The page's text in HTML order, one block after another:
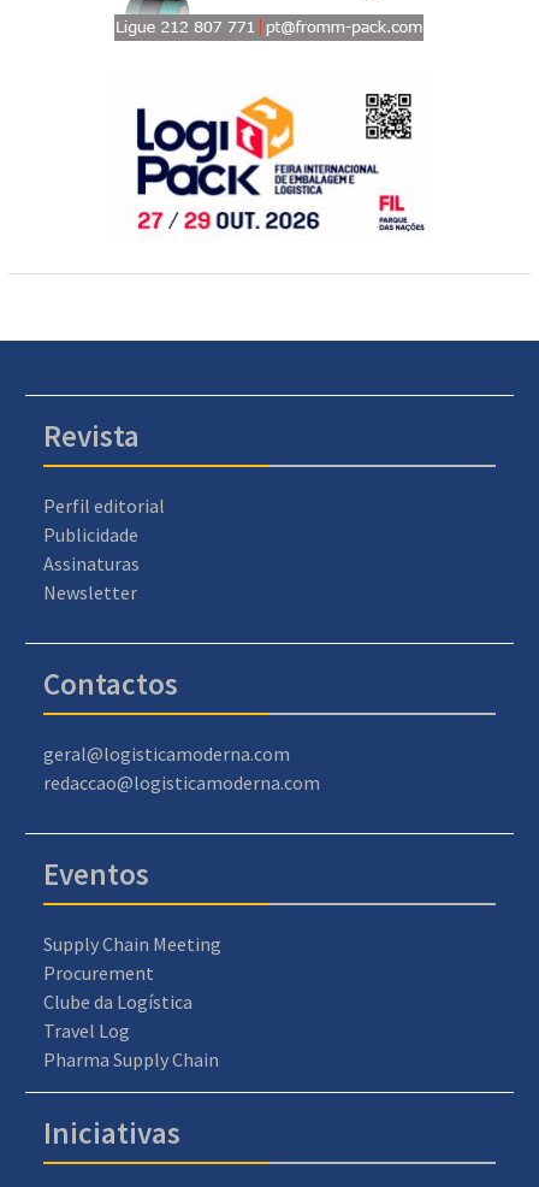
Revista
Perfil editorial
Publicidade
Assinaturas
Newsletter
Contactos
geral@logisticamoderna.com
redaccao@logisticamoderna.com
Eventos
Supply Chain Meeting
Procurement
Clube da Logística
Travel Log
Pharma Supply Chain
Iniciativas